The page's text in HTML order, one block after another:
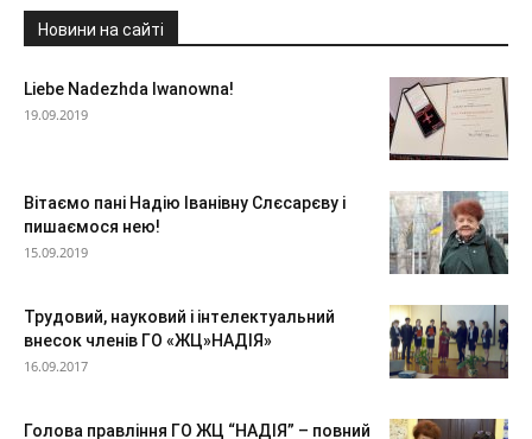
Новини на сайті
Liebe Nadezhda Iwanowna!
19.09.2019
Вітаємо пані Надію Іванівну Слєсарєву і
пишаємося нею!
15.09.2019
Трудовий, науковий і інтелектуальний
внесок членів ГО «ЖЦ»НАДІЯ»
16.09.2017
Голова правління ГО ЖЦ “НАДІЯ” – повний